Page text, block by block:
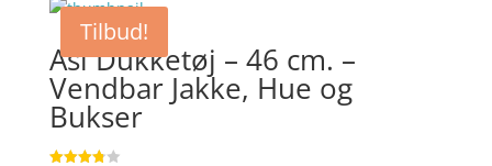
var:
kr. 249,95.
Tilbud!
Asi Dukketøj – 46 cm. –
Vendbar Jakke, Hue og
Bukser